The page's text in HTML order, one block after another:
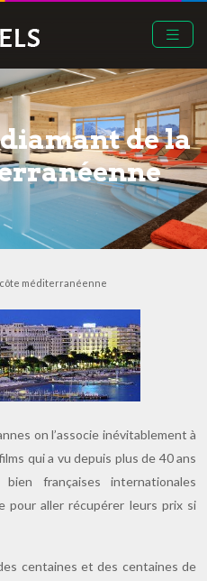
de la
méditerranéenne
on l’associe inévitablement à
qui a vu depuis plus de 40 ans
françaises internationales
pour aller récupérer leurs prix si
centaines et des centaines de